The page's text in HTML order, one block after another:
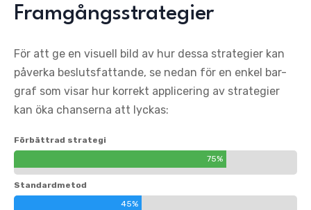
Framgångsstrategier
För att ge en visuell bild av hur dessa strategier kan
påverka beslutsfattande, se nedan för en enkel bar-
graf som visar hur korrekt applicering av strategier
kan öka chanserna att lyckas:
Förbättrad strategi
75%
Standardmetod
45%